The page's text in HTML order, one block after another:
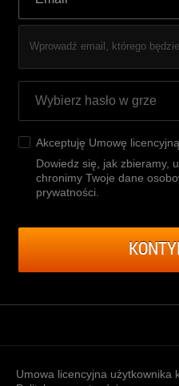
Wprowadź email, którego
Akceptuję Umowę
Dowiedz się, jak zbieramy,
chronimy Twoje dane
prywatności
Umowa licencyjna użytkownika